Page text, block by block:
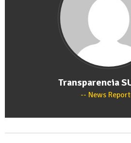
Transparencia
News